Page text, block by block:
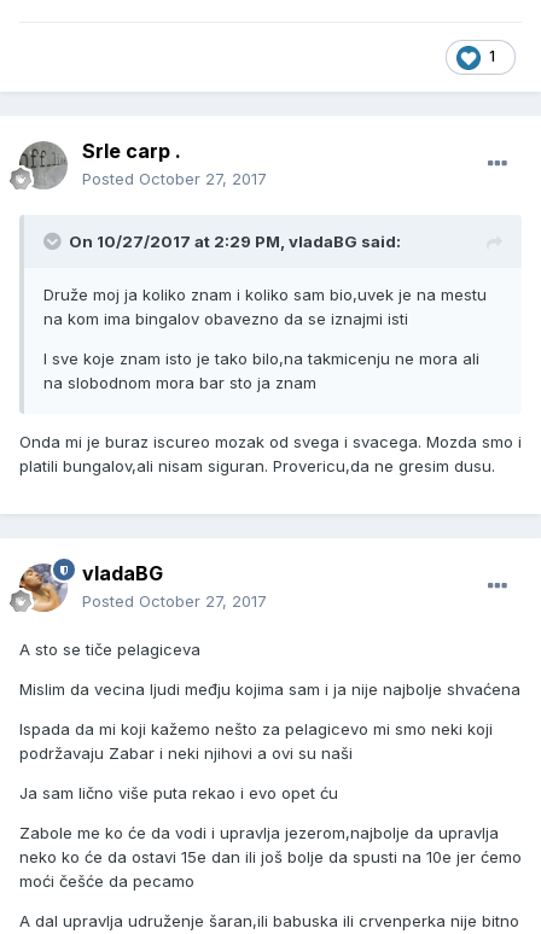
1
Srle carp .
Posted October 27, 2017
On 10/27/2017 at 2:29 PM, vladaBG said:
Druže moj ja koliko znam i koliko sam bio,uvek je na mestu
na kom ima bingalov obavezno da se iznajmi isti
I sve koje znam isto je tako bilo,na takmicenju ne mora ali
na slobodnom mora bar sto ja znam
Onda mi je buraz iscureo mozak od svega i svacega. Mozda smo i
platili bungalov,ali nisam siguran. Provericu,da ne gresim dusu.
vladaBG
Posted October 27, 2017
A sto se tiče pelagiceva
Mislim da vecina ljudi međju kojima sam i ja nije najbolje shvaćena
Ispada da mi koji kažemo nešto za pelagicevo mi smo neki koji
podržavaju Zabar i neki njihovi a ovi su naši
Ja sam lično više puta rekao i evo opet ću
Zabole me ko će da vodi i upravlja jezerom,najbolje da upravlja
neko ko će da ostavi 15e dan ili još bolje da spusti na 10e jer ćemo
moći češće da pecamo
A dal upravlja udruženje šaran,ili babuska ili crvenperka nije bitno